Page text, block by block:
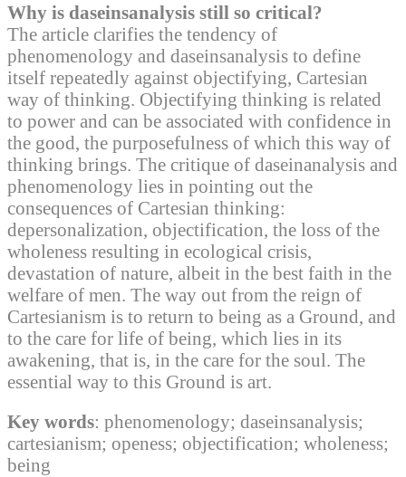
Why is daseinsanalysis still so critical?
The article clarifies the tendency of
phenomenology and daseinsanalysis to define
itself repeatedly against objectifying, Cartesian
way of thinking. Objectifying thinking is related
to power and can be associated with confidence in
the good, the purposefulness of which this way of
thinking brings. The critique of daseinanalysis and
phenomenology lies in pointing out the
consequences of Cartesian thinking:
depersonalization, objectification, the loss of the
wholeness resulting in ecological crisis,
devastation of nature, albeit in the best faith in the
welfare of men. The way out from the reign of
Cartesianism is to return to being as a Ground, and
to the care for life of being, which lies in its
awakening, that is, in the care for the soul. The
essential way to this Ground is art.
Key words: phenomenology; daseinsanalysis;
cartesianism; openess; objectification; wholeness;
being